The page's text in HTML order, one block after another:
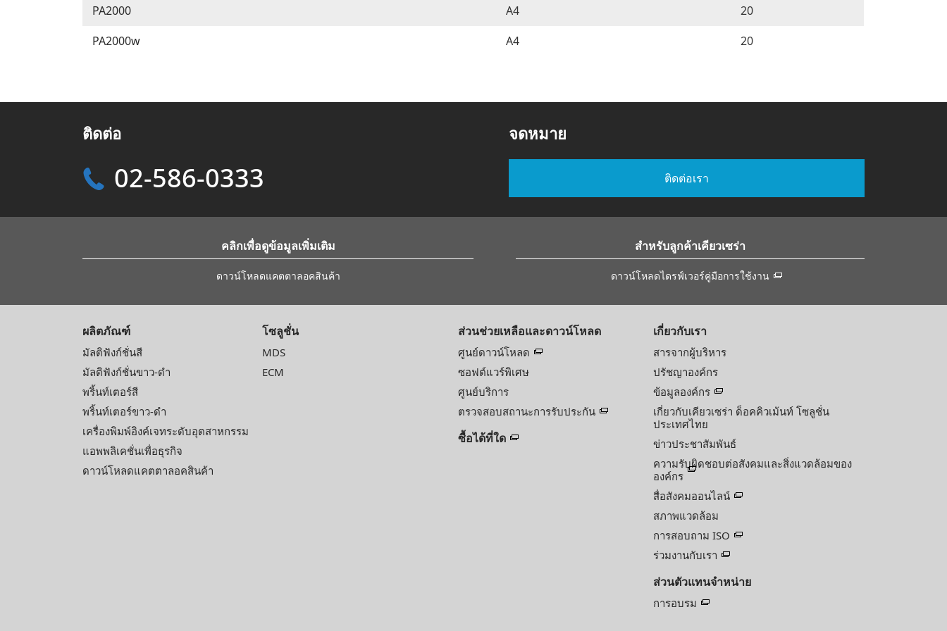
PA2000 A4
20
PA2000w
A4 20
ติดต่อ
02-586-0333
จดหมาย
ติดต่อเรา
คลิกเพื่อดูข้อมูลเพิ่มเติม
ดาวน์โหลดแคตตาลอคสินค้า
สำหรับลูกค้าเคียวเซร่า
ดาวน์โหลดไดรฟ์เวอร์คู่มือการใช้งาน
ผลิตภัณฑ์
มัลติฟังก์ชั่นสี
มัลติฟังก์ชั่นขาว-ดำ
พริ้นท์เตอร์สี
พริ้นท์เตอร์ขาว-ดำ
เครื่องพิมพ์อิงค์เจทระดับอุตสาหกรรม
แอพพลิเคชั่นเพื่อธุรกิจ
ดาวน์โหลดแคตตาลอคสินค้า
โซลูชั่น
MDS
ECM
ส่วนช่วยเหลือและดาวน์โหลด
ศูนย์ดาวน์โหลด
ซอฟต์แวร์พิเศษ
ศูนย์บริการ
ตรวจสอบสถานะการรับประกัน
ซื้อได้ที่ใด
เกี่ยวกับเรา
สารจากผู้บริหาร
ปรัชญาองค์กร
ข้อมูลองค์กร
เกี่ยวกับเคียวเซร่า ด็อคคิวเม้นท์ โซลูชั่น
ประเทศไทย
ข่าวประชาสัมพันธ์
ความรับผิดชอบต่อสังคมและสิ่งแวดล้อมของ
องค์กร
สื่อสังคมออนไลน์
สภาพแวดล้อม
การสอบถาม ISO
ร่วมงานกับเรา
ส่วนตัวแทนจำหน่าย
การอบรม